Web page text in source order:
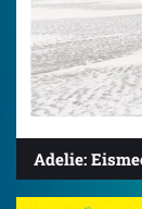
Adelie: